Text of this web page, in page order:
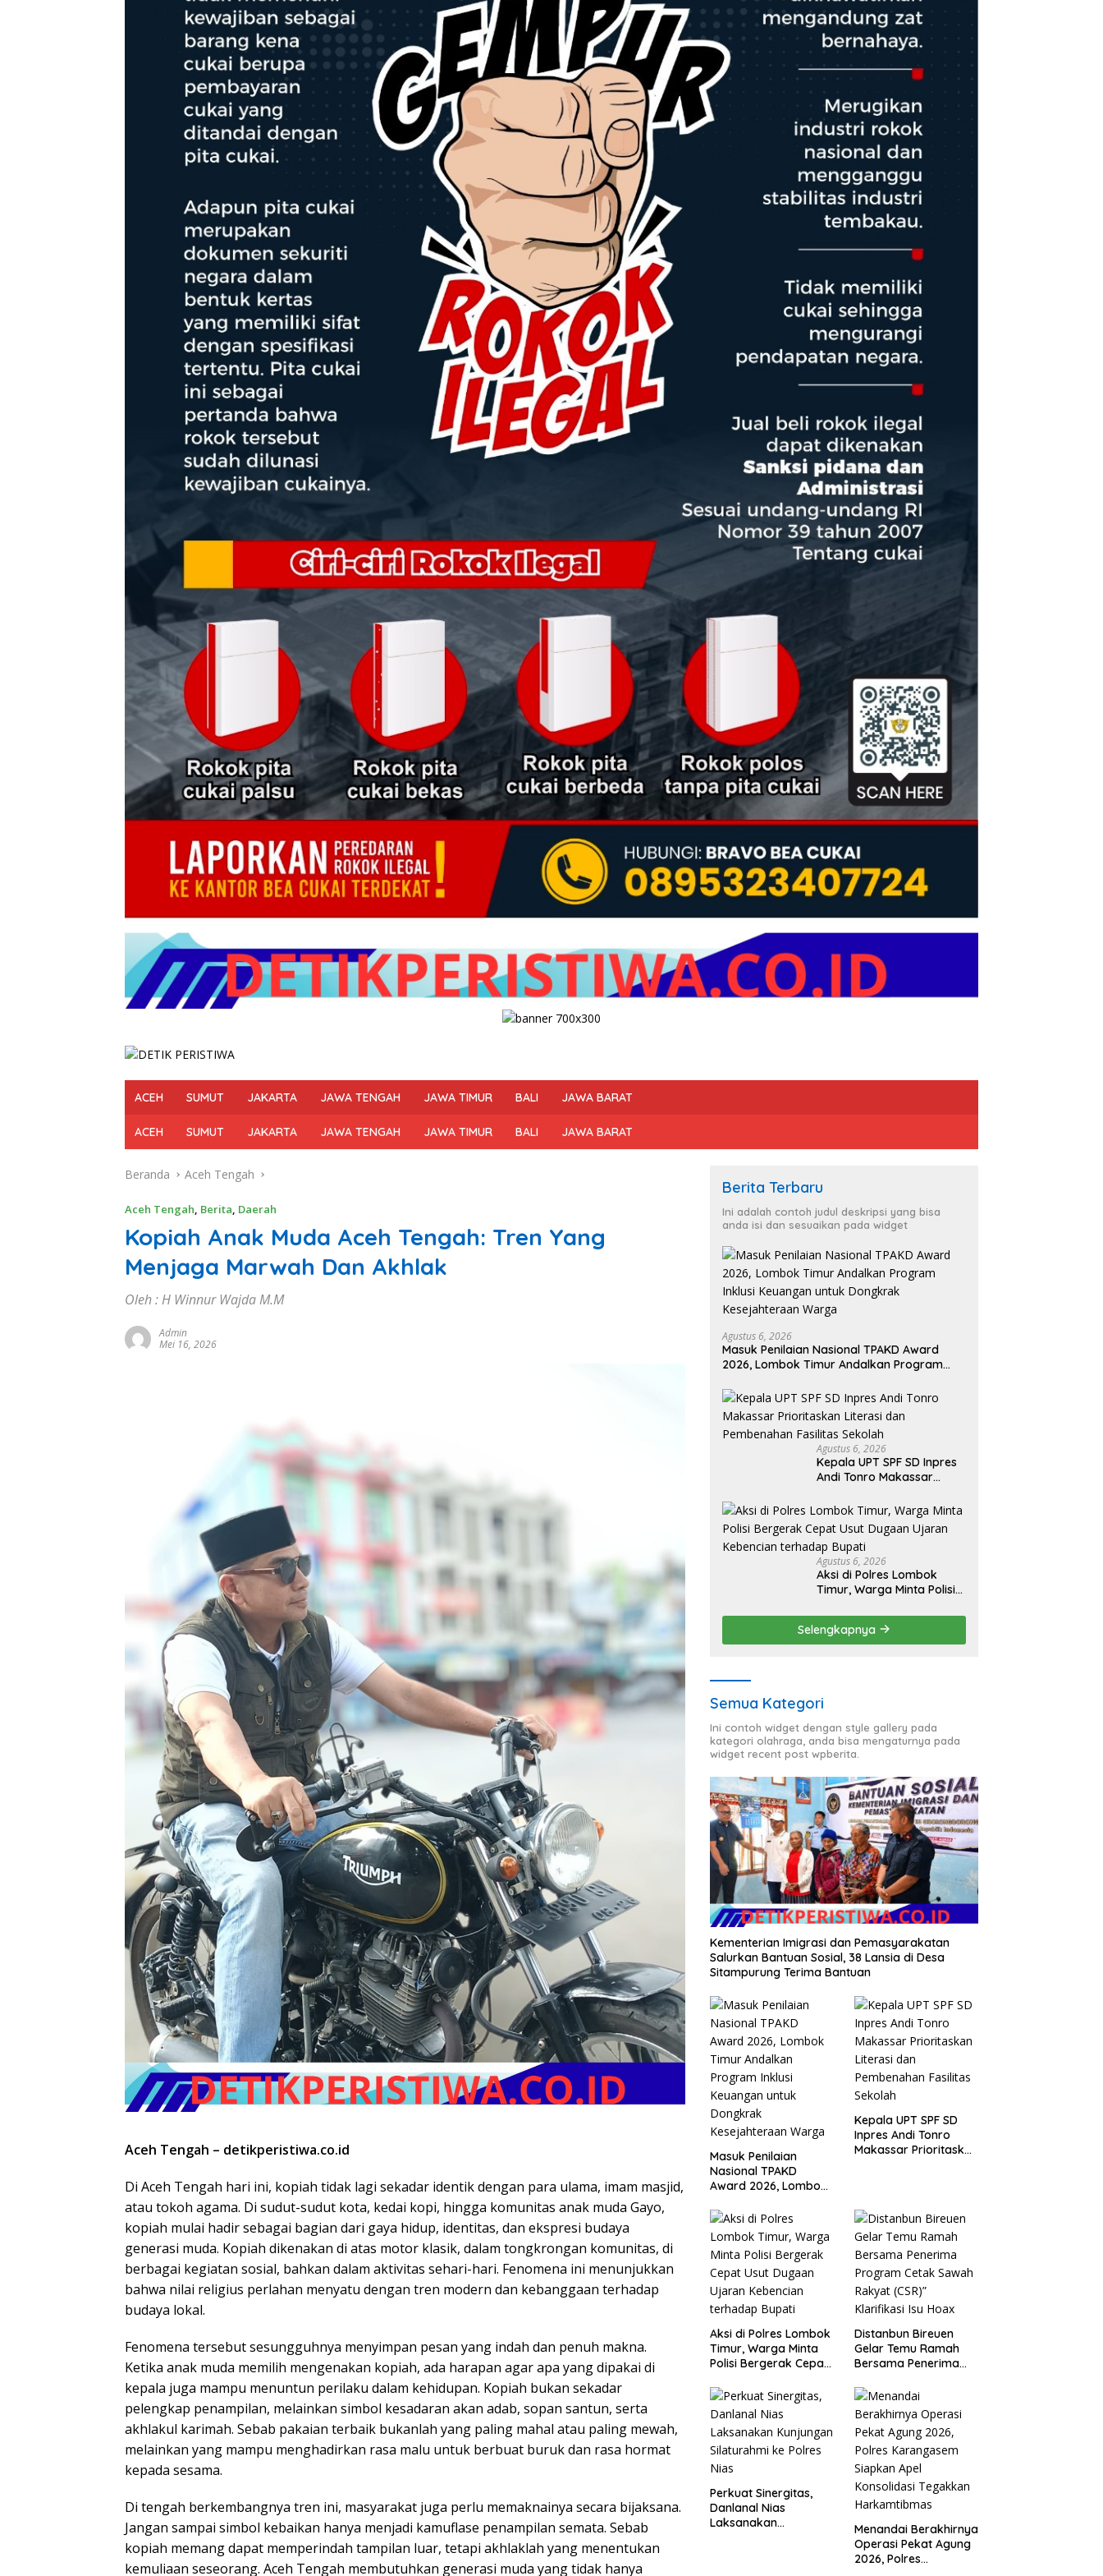
ACEH SUMUT JAKARTA JAWA TENGAH JAWA TIMUR BALI JAWA BARAT
ACEH SUMUT JAKARTA JAWA TENGAH JAWA TIMUR BALI JAWA BARAT
Beranda Aceh Tengah
Aceh Tengah, Berita, Daerah
Kopiah Anak Muda Aceh Tengah: Tren Yang
Menjaga Marwah Dan Akhlak
Oleh : H Winnur Wajda M.M
Admin
Mei 16, 2026
Aceh Tengah – detikperistiwa.co.id
Di Aceh Tengah hari ini, kopiah tidak lagi sekadar identik dengan para ulama, imam masjid,
atau tokoh agama. Di sudut-sudut kota, kedai kopi, hingga komunitas anak muda Gayo,
kopiah mulai hadir sebagai bagian dari gaya hidup, identitas, dan ekspresi budaya
generasi muda. Kopiah dikenakan di atas motor klasik, dalam tongkrongan komunitas, di
berbagai kegiatan sosial, bahkan dalam aktivitas sehari-hari. Fenomena ini menunjukkan
bahwa nilai religius perlahan menyatu dengan tren modern dan kebanggaan terhadap
budaya lokal.
Fenomena tersebut sesungguhnya menyimpan pesan yang indah dan penuh makna.
Ketika anak muda memilih mengenakan kopiah, ada harapan agar apa yang dipakai di
kepala juga mampu menuntun perilaku dalam kehidupan. Kopiah bukan sekadar
pelengkap penampilan, melainkan simbol kesadaran akan adab, sopan santun, serta
akhlakul karimah. Sebab pakaian terbaik bukanlah yang paling mahal atau paling mewah,
melainkan yang mampu menghadirkan rasa malu untuk berbuat buruk dan rasa hormat
kepada sesama.
Di tengah berkembangnya tren ini, masyarakat juga perlu memaknainya secara bijaksana.
Jangan sampai simbol kebaikan hanya menjadi kamuflase penampilan semata. Sebab
kopiah memang dapat memperindah tampilan luar, tetapi akhlaklah yang menentukan
kemuliaan seseorang. Aceh Tengah membutuhkan generasi muda yang tidak hanya
Berita Terbaru
Ini adalah contoh judul deskripsi yang bisa
anda isi dan sesuaikan pada widget
Agustus 6, 2026
Masuk Penilaian Nasional TPAKD Award
2026, Lombok Timur Andalkan Program
Kesejahteraan Warga
Agustus 6, 2026
Kepala UPT SPF SD Inpres
Andi Tonro Makassar
Pembenahan Fasilitas
Sekolah
Agustus 6, 2026
Aksi di Polres Lombok
Timur, Warga Minta Polisi
Dugaan Ujaran Kebencian
terhadap Bupati
Selengkapnya
Semua Kategori
Ini contoh widget dengan style gallery pada
kategori olahraga, anda bisa mengaturnya pada
widget recent post wpberita.
Kementerian Imigrasi dan Pemasyarakatan
Salurkan Bantuan Sosial, 38 Lansia di Desa
Sitampurung Terima Bantuan
Masuk Penilaian
Nasional TPAKD
Award 2026, Lombok
Program Inklusi
Keuangan untuk
Dongkrak
Kesejahteraan Warga
Kepala UPT SPF SD
Inpres Andi Tonro
Makassar Prioritaskan
Aksi di Polres Lombok
Timur, Warga Minta
Polisi Bergerak Cepat
Kebencian terhadap
Bupati
Distanbun Bireuen
Gelar Temu Ramah
Bersama Penerima
Sawah Rakyat (CSR)”
Klarifikasi Isu Hoax
Perkuat Sinergitas,
Danlanal Nias
Laksanakan
Menandai Berakhirnya
Operasi Pekat Agung
2026, Polres